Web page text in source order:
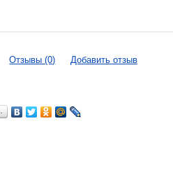
Отзывы (0) Добавить отзыв